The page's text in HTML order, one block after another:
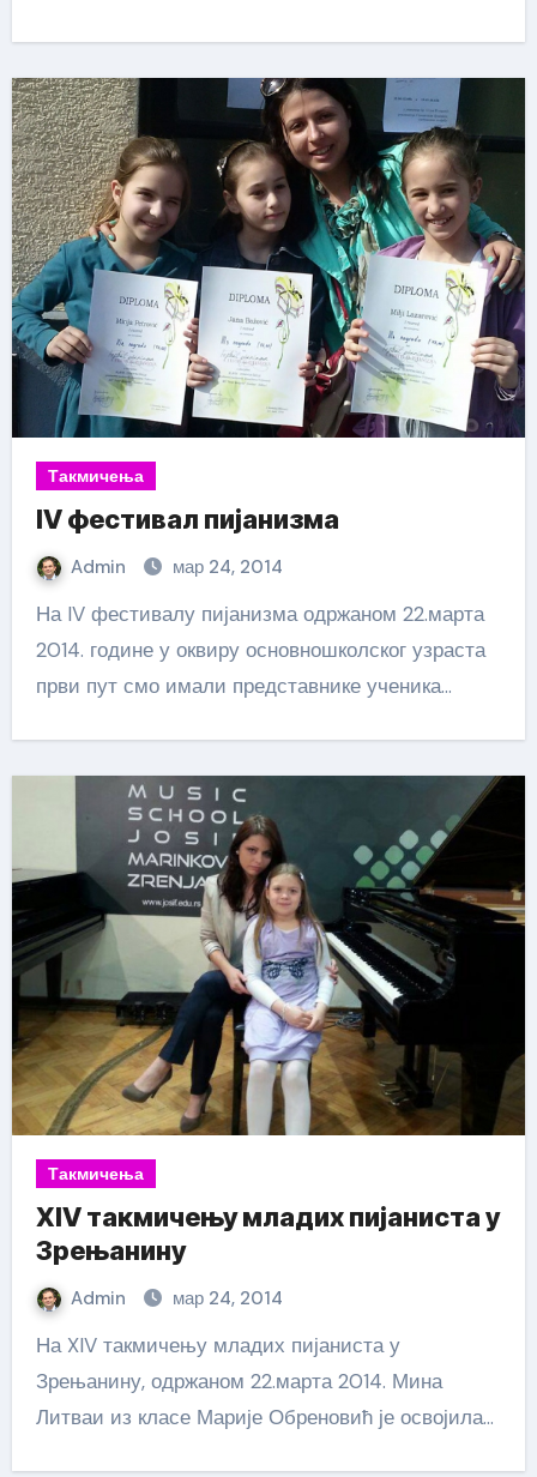
Такмичења
IV фестивал пијанизма
Admin мар 24, 2014
На IV фестивалу пијанизма одржаном 22.марта
2014. године у оквиру основношколског узраста
први пут смо имали представнике ученика…
Такмичења
XIV такмичењу младих пијаниста у
Зрењанину
Admin мар 24, 2014
На XIV такмичењу младих пијаниста у
Зрењанину, одржаном 22.марта 2014. Мина
Литваи из класе Марије Обреновић је освојила…